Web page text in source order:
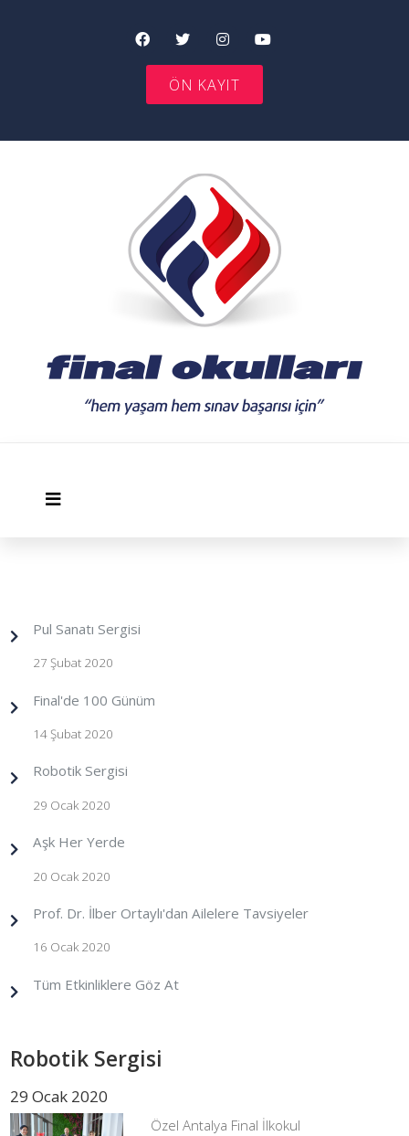
ÖN KAYIT
Pul Sanatı Sergisi
27 Şubat 2020
Final'de 100 Günüm
14 Şubat 2020
Robotik Sergisi
29 Ocak 2020
Aşk Her Yerde
20 Ocak 2020
Prof. Dr. İlber Ortaylı'dan Ailelere Tavsiyeler
16 Ocak 2020
Tüm Etkinliklere Göz At
Robotik Sergisi
29 Ocak 2020
Özel Antalya Final İlkokul